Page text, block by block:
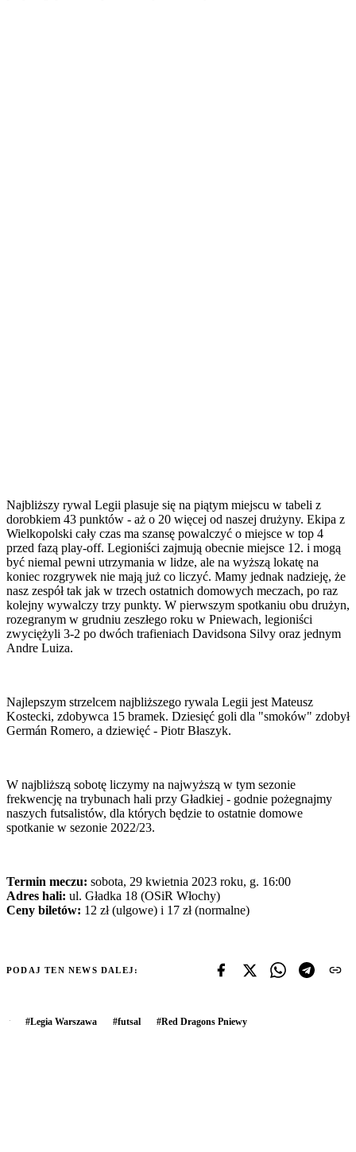
Najbliższy rywal Legii plasuje się na piątym miejscu w tabeli z
dorobkiem 43 punktów - aż o 20 więcej od naszej drużyny. Ekipa z
Wielkopolski cały czas ma szansę powalczyć o miejsce w top 4
przed fazą play-off. Legioniści zajmują obecnie miejsce 12. i mogą
być niemal pewni utrzymania w lidze, ale na wyższą lokatę na
koniec rozgrywek nie mają już co liczyć. Mamy jednak nadzieję, że
nasz zespół tak jak w trzech ostatnich domowych meczach, po raz
kolejny wywalczy trzy punkty. W pierwszym spotkaniu obu drużyn,
rozegranym w grudniu zeszłego roku w Pniewach, legioniści
zwyciężyli 3-2 po dwóch trafieniach Davidsona Silvy oraz jednym
Andre Luiza.
Najlepszym strzelcem najbliższego rywala Legii jest Mateusz
Kostecki, zdobywca 15 bramek. Dziesięć goli dla "smoków" zdobył
Germán Romero, a dziewięć - Piotr Błaszyk.
W najbliższą sobotę liczymy na najwyższą w tym sezonie
frekwencję na trybunach hali przy Gładkiej - godnie pożegnajmy
naszych futsalistów, dla których będzie to ostatnie domowe
spotkanie w sezonie 2022/23.
Termin meczu: sobota, 29 kwietnia 2023 roku, g. 16:00
Adres hali: ul. Gładka 18 (OSiR Włochy)
Ceny biletów: 12 zł (ulgowe) i 17 zł (normalne)
PODAJ TEN NEWS DALEJ:
#Legia Warszawa #futsal #Red Dragons Pniewy